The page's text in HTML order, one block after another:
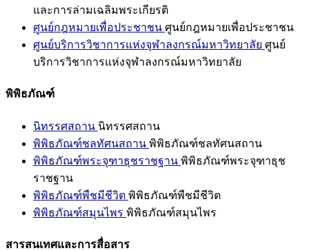
และการล่ามเฉลิมพระเกียรติ
ศูนย์กฎหมายเพื่อประชาชน ศูนย์กฎหมายเพื่อประชาชน
ศูนย์บริการวิชาการแห่งจุฬาลงกรณ์มหาวิทยาลัย ศูนย์
บริการวิชาการแห่งจุฬาลงกรณ์มหาวิทยาลัย
พิพิธภัณฑ์
นิทรรศสถาน นิทรรศสถาน
พิพิธภัณฑ์ชลทัศนสถาน พิพิธภัณฑ์ชลทัศนสถาน
พิพิธภัณฑ์พระจุฑาธุชราชฐาน พิพิธภัณฑ์พระจุฑาธุช
ราชฐาน
พิพิธภัณฑ์พืชมีชีวิต พิพิธภัณฑ์พืชมีชีวิต
พิพิธภัณฑ์สมุนไพร พิพิธภัณฑ์สมุนไพร
สารสนเทศและการสื่อสาร